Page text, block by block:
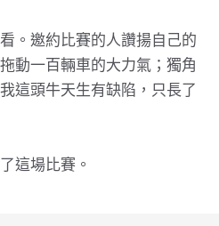
。邀約比賽的人讚揚自己的
動一百輛車的大力氣；獨角
這頭牛天生有缺陷，只長了
這場比賽。